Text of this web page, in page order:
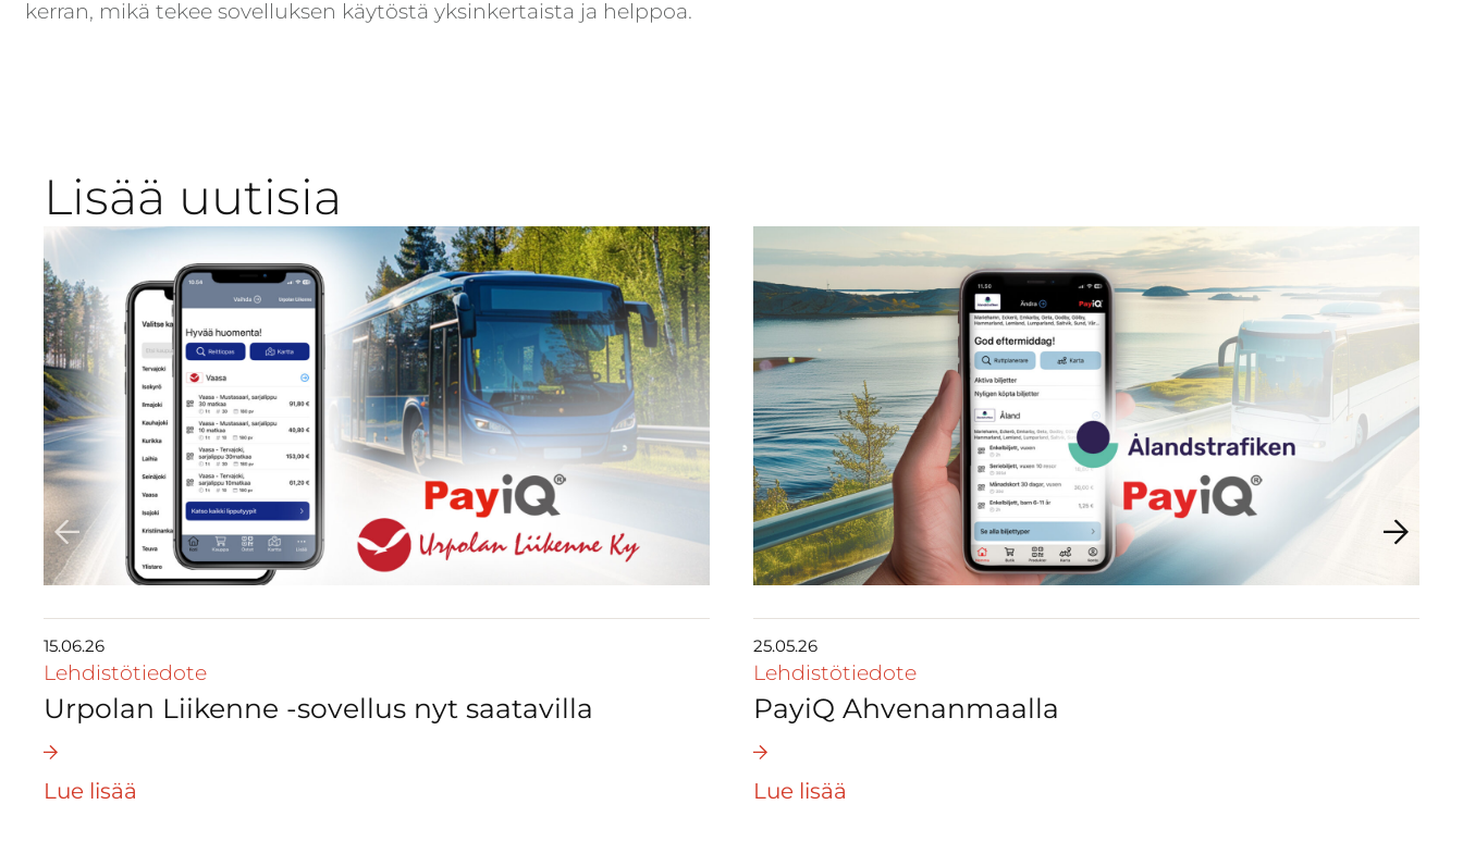
kerran, mikä tekee sovelluksen käytöstä yksinkertaista ja helppoa.
Lisää uutisia
15.06.26
Lehdistötiedote
Urpolan Liikenne -sovellus nyt saatavilla
Lue lisää
25.05.26
Lehdistötiedote
PayiQ Ahvenanmaalla
Lue lisää